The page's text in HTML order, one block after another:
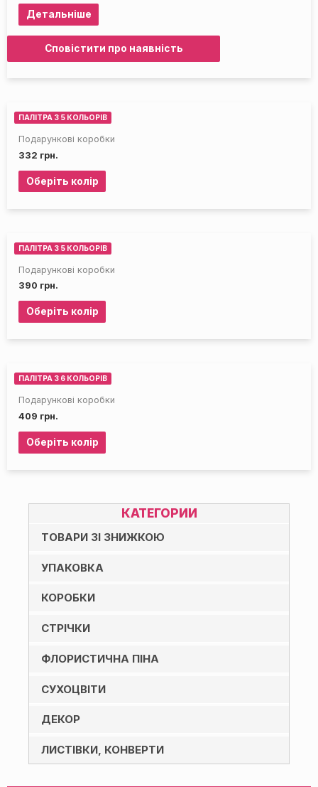
КАТЕГОРИИ
ТОВАРИ ЗІ ЗНИЖКОЮ
УПАКОВКА
КОРОБКИ
СТРІЧКИ
ФЛОРИСТИЧНА ПІНА
СУХОЦВІТИ
ДЕКОР
ЛИСТІВКИ, КОНВЕРТИ
Детальніше
Сповістити про наявність
ПАЛІТРА З 5 КОЛЬОРІВ
Подарункові коробки
332 грн.
Оберіть колір
ПАЛІТРА З 5 КОЛЬОРІВ
Подарункові коробки
390 грн.
Оберіть колір
ПАЛІТРА З 6 КОЛЬОРІВ
Подарункові коробки
409 грн.
Оберіть колір